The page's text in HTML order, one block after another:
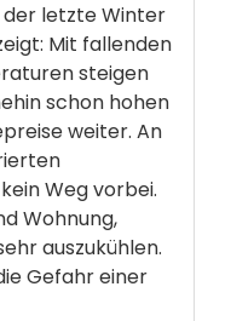
der letzte Winter
Mit fallenden
steigen
schon hohen
weiter. An
Weg vorbei.
Wohnung,
auszukühlen.
Gefahr einer